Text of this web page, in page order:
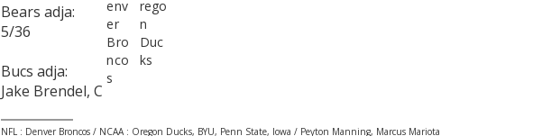
Bears adja:
5/36
Bucs adja:
Jake Brendel, C
NFL : Denver Broncos / NCAA : Oregon Ducks, BYU, Penn State, Iowa / Peyton Manning, Marcus Mariota